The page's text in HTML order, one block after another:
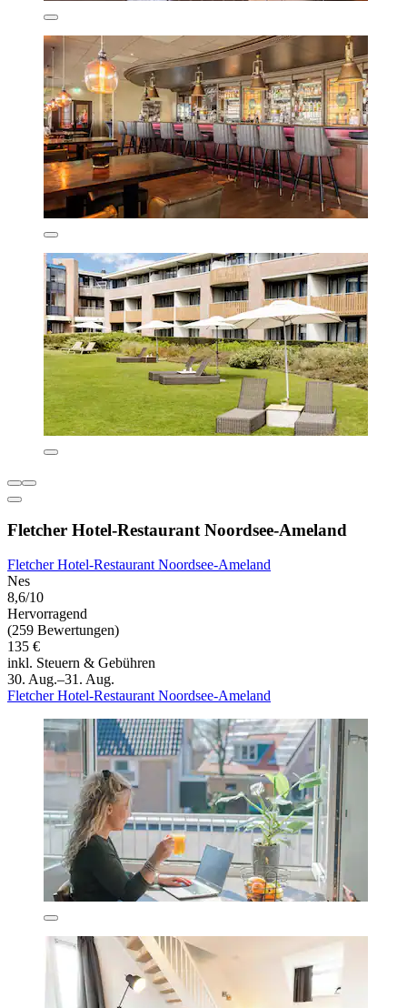
Fletcher Hotel-Restaurant Noordsee-Ameland
Fletcher Hotel-Restaurant Noordsee-Ameland
Nes
8,6/10
Hervorragend
(259 Bewertungen)
135 €
inkl. Steuern & Gebühren
30. Aug.–31. Aug.
Fletcher Hotel-Restaurant Noordsee-Ameland